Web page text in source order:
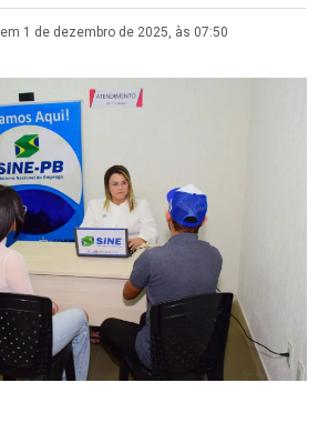
em 1 de dezembro de 2025, às 07:50